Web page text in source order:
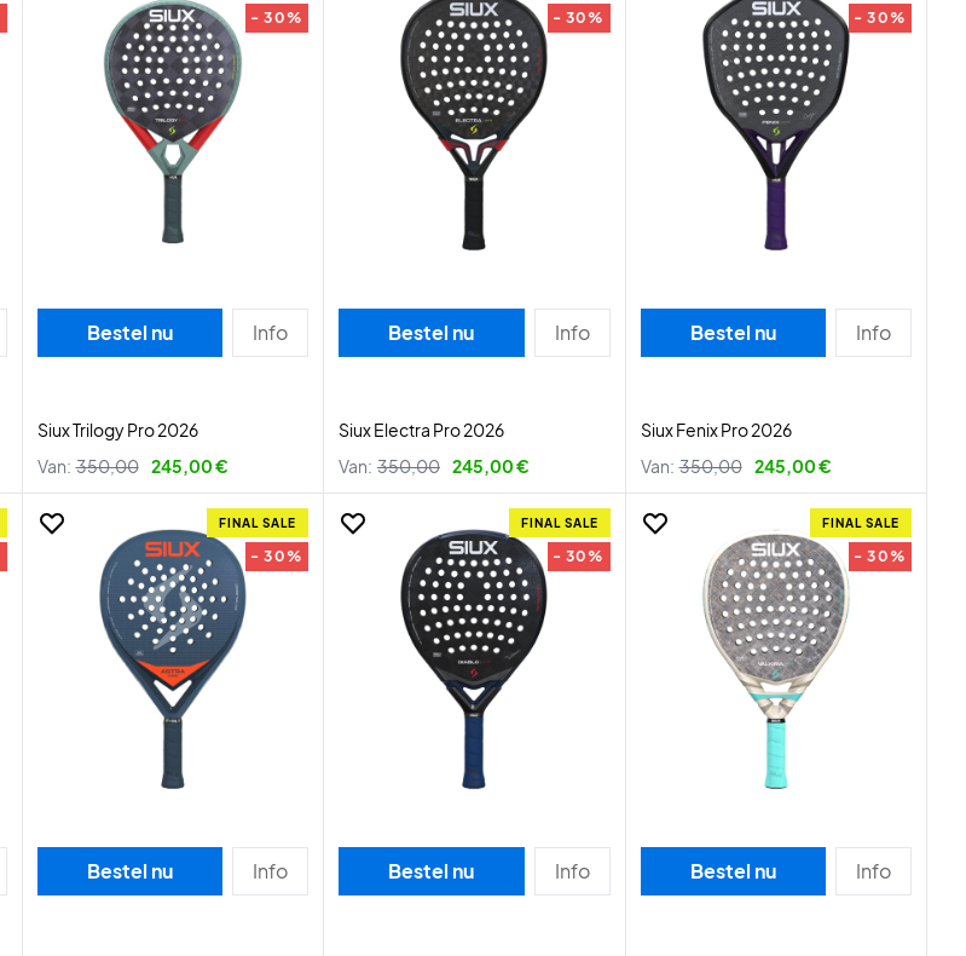
- 30%
Bestel nu Info
Siux Trilogy Pro 2026
Van: 350,00 245,00 €
- 30%
Bestel nu Info
Siux Electra Pro 2026
Van: 350,00 245,00 €
- 30%
Bestel nu Info
Siux Fenix Pro 2026
Van: 350,00 245,00 €
FINAL SALE
- 30%
Bestel nu Info
FINAL SALE
- 30%
Bestel nu Info
FINAL SALE
- 30%
Bestel nu Info